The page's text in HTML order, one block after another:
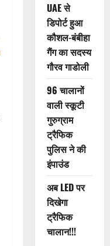
UAE से
डिपोर्ट हुआ
कौशल-बंबीहा
गैंग का सदस्य
गौरव गाडोली
96 चालानों
वाली स्कूटी
गुरुग्राम
ट्रैफिक
पुलिस ने की
इंपाउंड
अब LED पर
दिखेगा
ट्रैफिक
चालान!!!